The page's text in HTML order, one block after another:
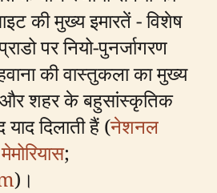
की मुख्य इमारतें - विशेष
पर नियो-पुनर्जागरण
की वास्तुकला का मुख्य
शहर के बहुसांस्कृतिक
दिलाती हैं (नेशनल
;
)।